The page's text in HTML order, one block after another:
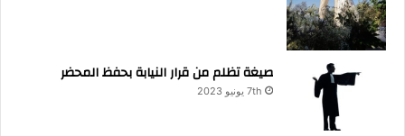
صيغة تظلم من قرار النيابة بحفظ المحضر
7th يونيو 2023